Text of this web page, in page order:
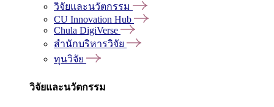
วิจัยและนวัตกรรม
CU Innovation Hub
Chula DigiVerse
สำนักบริหารวิจัย
ทุนวิจัย
วิจัยและนวัตกรรม